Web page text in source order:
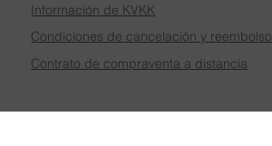
Información de KVKK
Condiciones de cancelación y reembolso
Contrato de compraventa a distancia